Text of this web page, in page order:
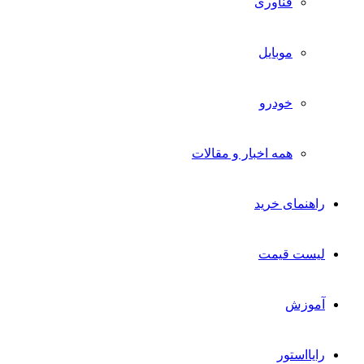
موبایل
خودرو
همه اخبار و مقالات
راهنمای خرید
لیست قیمت
آموزش
رایااستور